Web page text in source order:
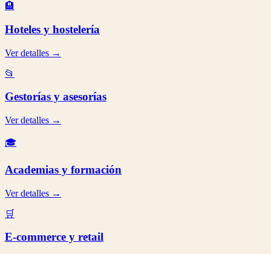
🏨
Hoteles y hostelería
Ver detalles →
📂
Gestorías y asesorías
Ver detalles →
🎓
Academias y formación
Ver detalles →
🛒
E-commerce y retail